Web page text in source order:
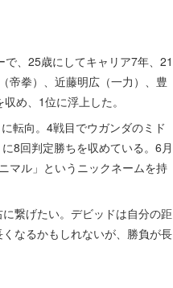
、25歳にしてキャリア7年、21
帝拳）、近藤明広（一力）、豊
め、1位に浮上した。
転向。4戦目でウガンダのミド
8回判定勝ちを収めている。6月
マル」というニックネームを持
繋げたい。デビッドは自分の距
なるかもしれないが、勝負が長